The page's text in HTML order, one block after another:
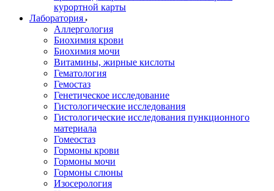
курортной карты
Лаборатория
Аллергология
Биохимия крови
Биохимия мочи
Витамины, жирные кислоты
Гематология
Гемостаз
Генетическое исследование
Гистологические исследования
Гистологические исследования пункционного
материала
Гомеостаз
Гормоны крови
Гормоны мочи
Гормоны слюны
Изосерология